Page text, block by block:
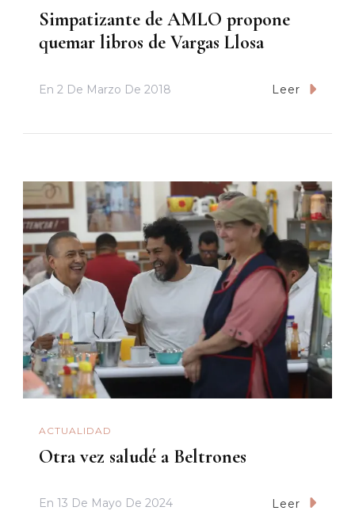
Simpatizante de AMLO propone
quemar libros de Vargas Llosa
En 2 De Marzo De 2018 Leer
ACTUALIDAD
Otra vez saludé a Beltrones
En 13 De Mayo De 2024 Leer